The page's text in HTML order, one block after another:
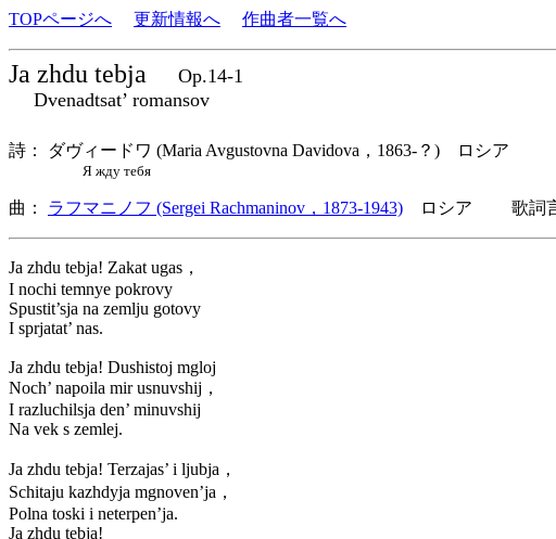
TOPページへ 更新情報へ 作曲者一覧へ
Ja zhdu tebja
Op.14-1
Dvenadtsat’ romansov
詩： ダヴィードワ (Maria Avgustovna Davidova，1863-？) ロシア
Я жду тебя
曲： ラフマニノフ (Sergei Rachmaninov，1873-1943) ロシア 歌詞言
Ja zhdu tebja! Zakat ugas，
I nochi temnye pokrovy
Spustit’sja na zemlju gotovy
I sprjatat’ nas.
Ja zhdu tebja! Dushistoj mgloj
Noch’ napoila mir usnuvshij，
I razluchilsja den’ minuvshij
Na vek s zemlej.
Ja zhdu tebja! Terzajas’ i ljubja，
Schitaju kazhdyja mgnoven’ja，
Polna toski i neterpen’ja.
Ja zhdu tebja!